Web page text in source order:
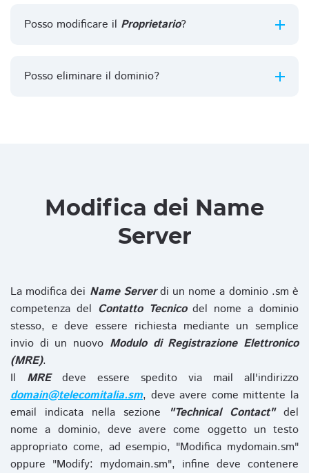
Posso modificare il Proprietario?
Posso eliminare il dominio?
Modifica dei Name
Server
La modifica dei Name Serverdi un nome a dominio .sm è
competenza del Contatto Tecnicodel nome a dominio
stesso, e deve essere richiesta mediante un semplice
invio di un nuovo Modulo di Registrazione Elettronico
(MRE).
Il MREdeve essere spedito via mail all'indirizzo
domain@telecomitalia.sm, deve avere come mittente la
email indicata nella sezione
"Technical Contact"del
nome a dominio, deve avere come oggetto un testo
appropriato come, ad esempio, "Modifica mydomain.sm"
oppure "Modify: mydomain.sm", infine deve contenere